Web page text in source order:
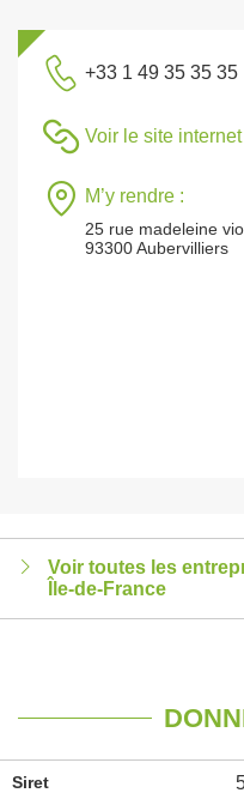
+33 1 49 35 35 35
Voir le site internet
M’y rendre :
25 rue madeleine
93300 Aubervilliers
Voir toutes les
Île-de-France
Siret